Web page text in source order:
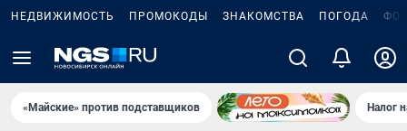
НЕДВИЖИМОСТЬ ПРОМОКОДЫ ЗНАКОМСТВА ПОГОДА
«Майские» против подставщиков Налог